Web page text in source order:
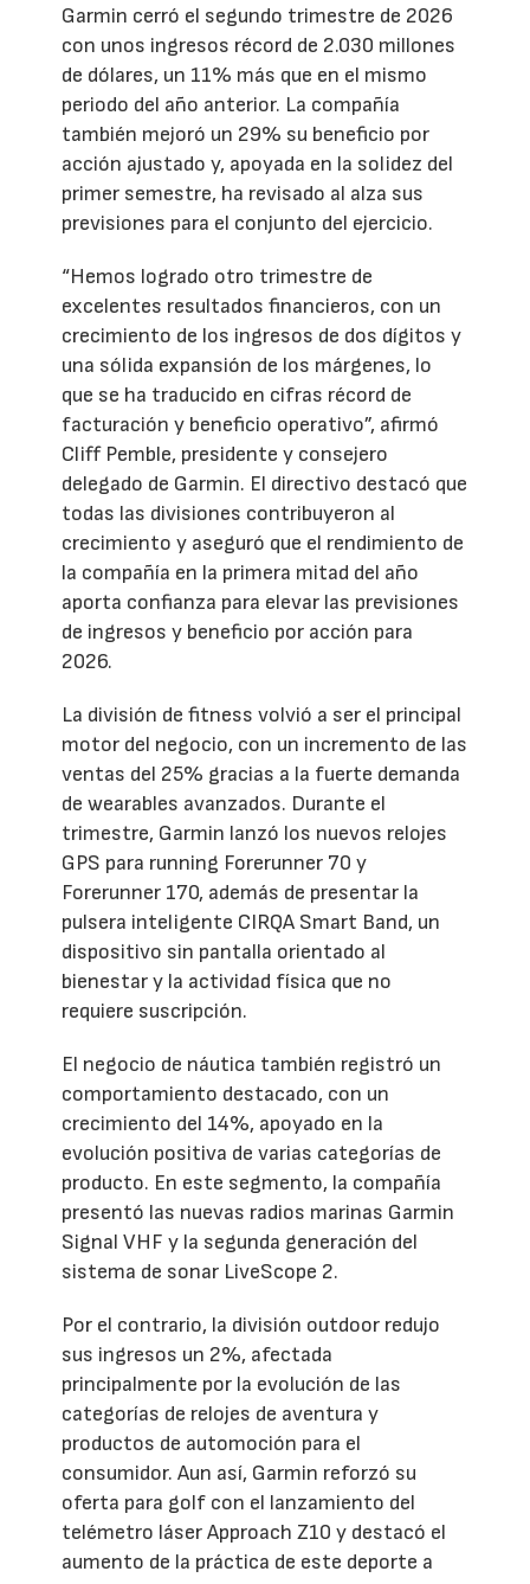
Garmin cerró el segundo trimestre de 2026
con unos ingresos récord de 2.030 millones
de dólares, un 11% más que en el mismo
periodo del año anterior. La compañía
también mejoró un 29% su beneficio por
acción ajustado y, apoyada en la solidez del
primer semestre, ha revisado al alza sus
previsiones para el conjunto del ejercicio.
“Hemos logrado otro trimestre de
excelentes resultados financieros, con un
crecimiento de los ingresos de dos dígitos y
una sólida expansión de los márgenes, lo
que se ha traducido en cifras récord de
facturación y beneficio operativo”, afirmó
Cliff Pemble, presidente y consejero
delegado de Garmin. El directivo destacó que
todas las divisiones contribuyeron al
crecimiento y aseguró que el rendimiento de
la compañía en la primera mitad del año
aporta confianza para elevar las previsiones
de ingresos y beneficio por acción para
2026.
La división de fitness volvió a ser el principal
motor del negocio, con un incremento de las
ventas del 25% gracias a la fuerte demanda
de wearables avanzados. Durante el
trimestre, Garmin lanzó los nuevos relojes
GPS para running Forerunner 70 y
Forerunner 170, además de presentar la
pulsera inteligente CIRQA Smart Band, un
dispositivo sin pantalla orientado al
bienestar y la actividad física que no
requiere suscripción.
El negocio de náutica también registró un
comportamiento destacado, con un
crecimiento del 14%, apoyado en la
evolución positiva de varias categorías de
producto. En este segmento, la compañía
presentó las nuevas radios marinas Garmin
Signal VHF y la segunda generación del
sistema de sonar LiveScope 2.
Por el contrario, la división outdoor redujo
sus ingresos un 2%, afectada
principalmente por la evolución de las
categorías de relojes de aventura y
productos de automoción para el
consumidor. Aun así, Garmin reforzó su
oferta para golf con el lanzamiento del
telémetro láser Approach Z10 y destacó el
aumento de la práctica de este deporte a